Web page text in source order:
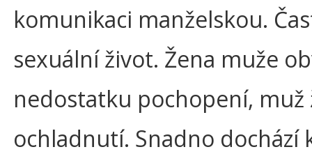
komunikaci manželskou.
sexuální život. Žena muže
nedostatku pochopení, muž
ochladnutí. Snadno dochází